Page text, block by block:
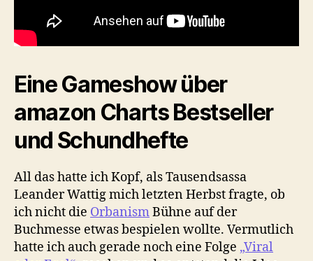
Eine Gameshow über
amazon Charts Bestseller
und Schundhefte
All das hatte ich Kopf, als Tausendsassa
Leander Wattig mich letzten Herbst fragte, ob
ich nicht die OrbanismBühne auf der
Buchmesse etwas bespielen wollte. Vermutlich
hatte ich auch gerade noch eine Folge „Viral